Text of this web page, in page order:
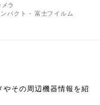
メラ
パクト - 富士フイルム
やその周辺機器情報を紹